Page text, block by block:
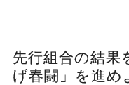
先行組合の結果
げ春闘」を進め